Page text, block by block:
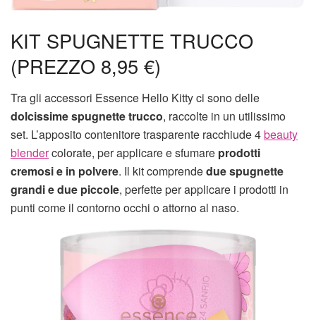
KIT SPUGNETTE TRUCCO
(PREZZO 8,95 €)
Tra gli accessori Essence Hello Kitty ci sono delle
dolcissime spugnette trucco, raccolte in un utilissimo
set. L’apposito contenitore trasparente racchiude 4beauty
blendercolorate, per applicare e sfumare prodotti
cremosi e in polvere. Il kit comprendedue spugnette
grandi e due piccole, perfette per applicare i prodotti in
punti come il contorno occhi o attorno al naso.